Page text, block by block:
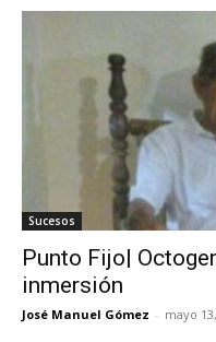
Sucesos
Punto Fijo|
inmersión
José Manuel Gómez - mayo